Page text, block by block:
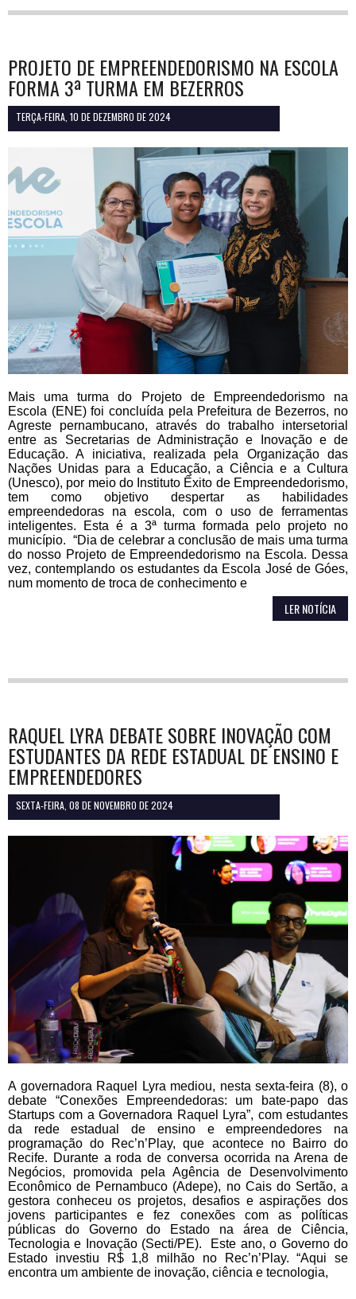
PROJETO DE EMPREENDEDORISMO NA ESCOLA
FORMA 3ª TURMA EM BEZERROS
TERÇA-FEIRA, 10 DE DEZEMBRO DE 2024
Mais uma turma do Projeto de Empreendedorismo na
Escola (ENE) foi concluída pela Prefeitura de Bezerros, no
Agreste pernambucano, através do trabalho intersetorial
entre as Secretarias de Administração e Inovação e de
Educação. A iniciativa, realizada pela Organização das
Nações Unidas para a Educação, a Ciência e a Cultura
(Unesco), por meio do Instituto Êxito de Empreendedorismo,
tem como objetivo despertar as habilidades
empreendedoras na escola, com o uso de ferramentas
inteligentes. Esta é a 3ª turma formada pelo projeto no
município. “Dia de celebrar a conclusão de mais uma turma
do nosso Projeto de Empreendedorismo na Escola. Dessa
vez, contemplando os estudantes da Escola José de Góes,
num momento de troca de conhecimento e
LER NOTÍCIA
RAQUEL LYRA DEBATE SOBRE INOVAÇÃO COM
ESTUDANTES DA REDE ESTADUAL DE ENSINO E
EMPREENDEDORES
SEXTA-FEIRA, 08 DE NOVEMBRO DE 2024
A governadora Raquel Lyra mediou, nesta sexta-feira (8), o
debate “Conexões Empreendedoras: um bate-papo das
Startups com a Governadora Raquel Lyra”, com estudantes
da rede estadual de ensino e empreendedores na
programação do Rec’n’Play, que acontece no Bairro do
Recife. Durante a roda de conversa ocorrida na Arena de
Negócios, promovida pela Agência de Desenvolvimento
Econômico de Pernambuco (Adepe), no Cais do Sertão, a
gestora conheceu os projetos, desafios e aspirações dos
jovens participantes e fez conexões com as políticas
públicas do Governo do Estado na área de Ciência,
Tecnologia e Inovação (Secti/PE). Este ano, o Governo do
Estado investiu R$ 1,8 milhão no Rec’n’Play. “Aqui se
encontra um ambiente de inovação, ciência e tecnologia,